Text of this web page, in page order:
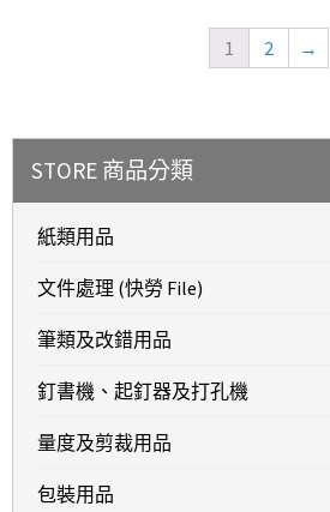
1 2 →
STORE 商品分類
紙類用品
文件處理 (快勞 File)
筆類及改錯用品
釘書機、起釘器及打孔機
量度及剪裁用品
包裝用品